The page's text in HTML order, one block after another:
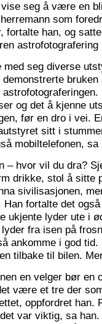
seg å være en
som
han, og
astrofotografering
med seg diverse
demonstrerte
og det å kjenne
før en dro i vei.
sitt i
mobiltelefonen, sa
– hvor vil du dra?
drikke, stol å
sivilisasjonen,
Han fortalte det
ukjente lyder ute i
fra isen på
ankomme i god
tilbake til bilen.
en velger bør en
være et tre der
oppfordret han.
var viktig, sa